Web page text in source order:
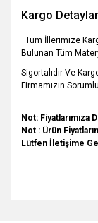
Kargo
· Tüm İllerimize
Bulunan Tüm
Sigortalıdır Ve
Firmamızın
Not: Fiyatlarımıza
Not : Ürün
Lütfen İletişime